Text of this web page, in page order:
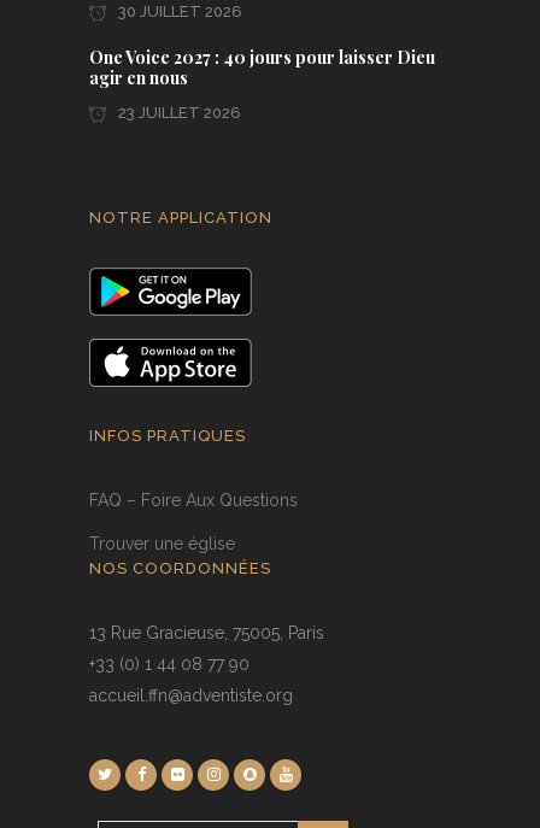
30 JUILLET 2026
One Voice 2027 : 40 jours pour laisser Dieu
agir en nous
23 JUILLET 2026
NOTRE APPLICATION
INFOS PRATIQUES
FAQ – Foire Aux Questions
Trouver une église
NOS COORDONNÉES
13 Rue Gracieuse, 75005, Paris
+33 (0) 1 44 08 77 90
accueil.ffn@adventiste.org